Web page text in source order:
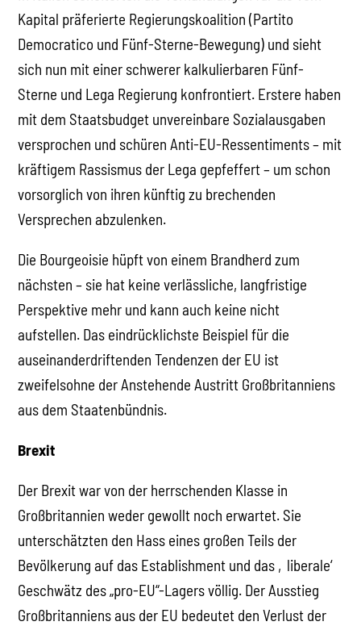
Kapital präferierte Regierungskoalition (Partito
Democratico und Fünf-Sterne-Bewegung) und sieht
sich nun mit einer schwerer kalkulierbaren Fünf-
Sterne und Lega Regierung konfrontiert. Erstere haben
mit dem Staatsbudget unvereinbare Sozialausgaben
versprochen und schüren Anti-EU-Ressentiments – mit
kräftigem Rassismus der Lega gepfeffert – um schon
vorsorglich von ihren künftig zu brechenden
Versprechen abzulenken.
Die Bourgeoisie hüpft von einem Brandherd zum
nächsten – sie hat keine verlässliche, langfristige
Perspektive mehr und kann auch keine nicht
aufstellen. Das eindrücklichste Beispiel für die
auseinanderdriftenden Tendenzen der EU ist
zweifelsohne der Anstehende Austritt Großbritanniens
aus dem Staatenbündnis.
Brexit
Der Brexit war von der herrschenden Klasse in
Großbritannien weder gewollt noch erwartet. Sie
unterschätzten den Hass eines großen Teils der
Bevölkerung auf das Establishment und das ‚liberale‘
Geschwätz des „pro-EU“-Lagers völlig. Der Ausstieg
Großbritanniens aus der EU bedeutet den Verlust der